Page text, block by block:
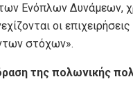
Ενόπλων Δυνάμεων,
οι
στόχων».
της πολωνικής